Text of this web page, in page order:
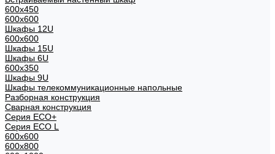
600x450
600x600
Шкафы 12U
600x600
Шкафы 15U
Шкафы 6U
600x350
Шкафы 9U
Шкафы телекоммуникационные напольные
Разборная конструкция
Сварная конструкция
Серия ECO+
Серия ECO L
600x600
600x800